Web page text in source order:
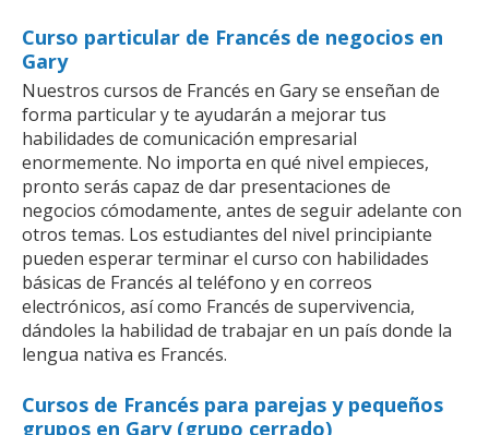
Curso particular de Francés de negocios en
Gary
Nuestros cursos de Francés en Gary se enseñan de
forma particular y te ayudarán a mejorar tus
habilidades de comunicación empresarial
enormemente. No importa en qué nivel empieces,
pronto serás capaz de dar presentaciones de
negocios cómodamente, antes de seguir adelante con
otros temas. Los estudiantes del nivel principiante
pueden esperar terminar el curso con habilidades
básicas de Francés al teléfono y en correos
electrónicos, así como Francés de supervivencia,
dándoles la habilidad de trabajar en un país donde la
lengua nativa es Francés.
Cursos de Francés para parejas y pequeños
grupos en Gary (grupo cerrado)